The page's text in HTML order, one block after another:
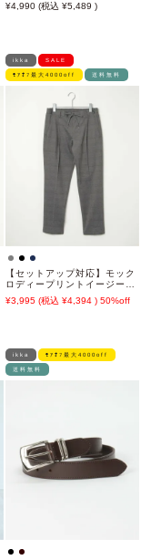
4,990
5,489
ikka SALE
ﾓｱｵﾌ最大4000off 送料無料
【セットアップ対応】モック
ロディープリントイージーパ
3,995 4,394 50%off
ikka ﾓｱｵﾌ最大4000off
送料無料